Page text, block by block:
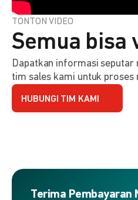
TONTON VIDEO
Semua bisa
Dapatkan informasi seputar
tim sales kami untuk proses
HUBUNGI TIM KAMI
Terima Pembayaran